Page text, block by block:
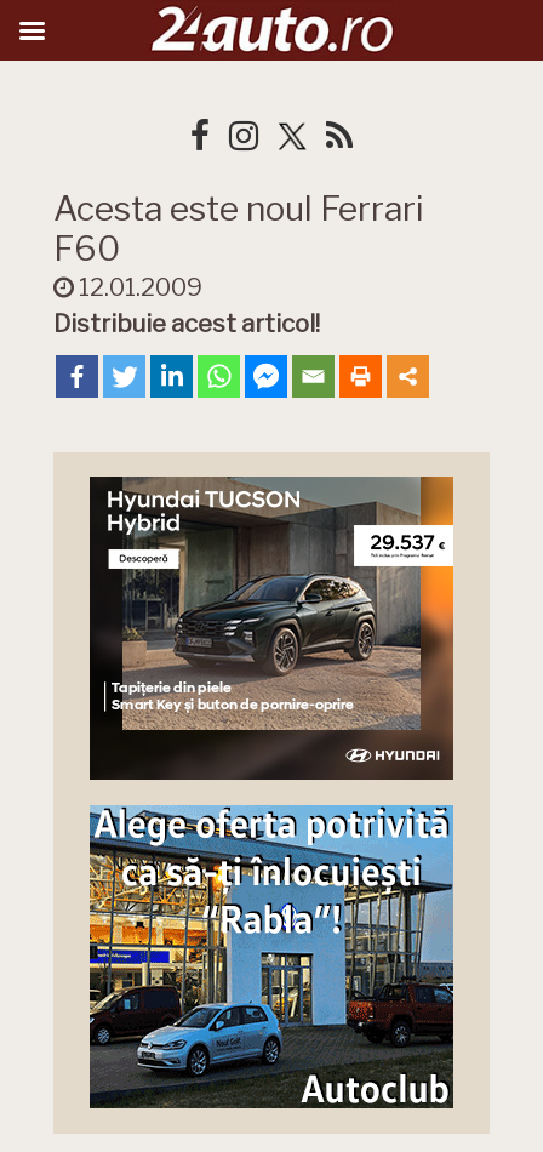
Acesta este noul Ferrari
F60
12.01.2009
Distribuie acest articol!